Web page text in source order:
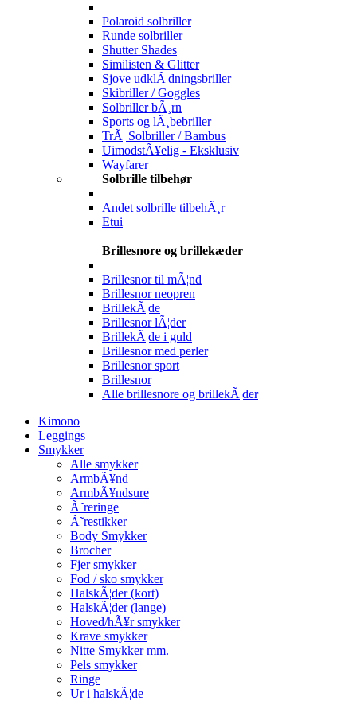
Polaroid solbriller
Runde solbriller
Shutter Shades
Similisten & Glitter
Sjove udklÃ¦dningsbriller
Skibriller / Goggles
Solbriller bÃ¸rn
Sports og lÃ¸bebriller
TrÃ¦ Solbriller / Bambus
UimodstÃ¥elig - Eksklusiv
Wayfarer
Solbrille tilbehør
Andet solbrille tilbehÃ¸r
Etui
Brillesnore og brillekæder
Brillesnor til mÃ¦nd
Brillesnor neopren
BrillekÃ¦de
Brillesnor lÃ¦der
BrillekÃ¦de i guld
Brillesnor med perler
Brillesnor sport
Brillesnor
Alle brillesnore og brillekÃ¦der
Kimono
Leggings
Smykker
Alle smykker
ArmbÃ¥nd
ArmbÃ¥ndsure
Ã˜reringe
Ã˜restikker
Body Smykker
Brocher
Fjer smykker
Fod / sko smykker
HalskÃ¦der (kort)
HalskÃ¦der (lange)
Hoved/hÃ¥r smykker
Krave smykker
Nitte Smykker mm.
Pels smykker
Ringe
Ur i halskÃ¦de